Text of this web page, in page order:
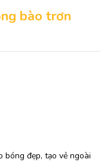
bào trơn
bóng đẹp, tạo vẻ ngoài